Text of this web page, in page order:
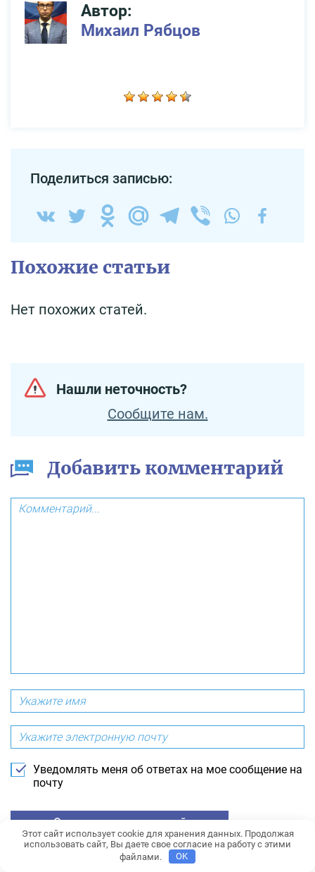
Автор:
Михаил Рябцов
Поделиться записью:
Похожие статьи
Нет похожих статей.
Нашли неточность?
Сообщите нам.
Добавить комментарий
Уведомлять меня об ответах на мое сообщение на
почту
* Нажимая на кнопку «Отправить комментарий», вы подтверждаете свое
условиями обработки персональных данных.
Этот сайт использует cookie для хранения данных. Продолжая
использовать сайт, Вы даете свое согласие на работу с этими
файлами.
OK